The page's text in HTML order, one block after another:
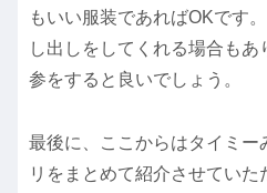
もいい服装であればOKです
し出しをしてくれる場合も
参をすると良いでしょう。
最後に、ここからはタイミー
リをまとめて紹介させてい